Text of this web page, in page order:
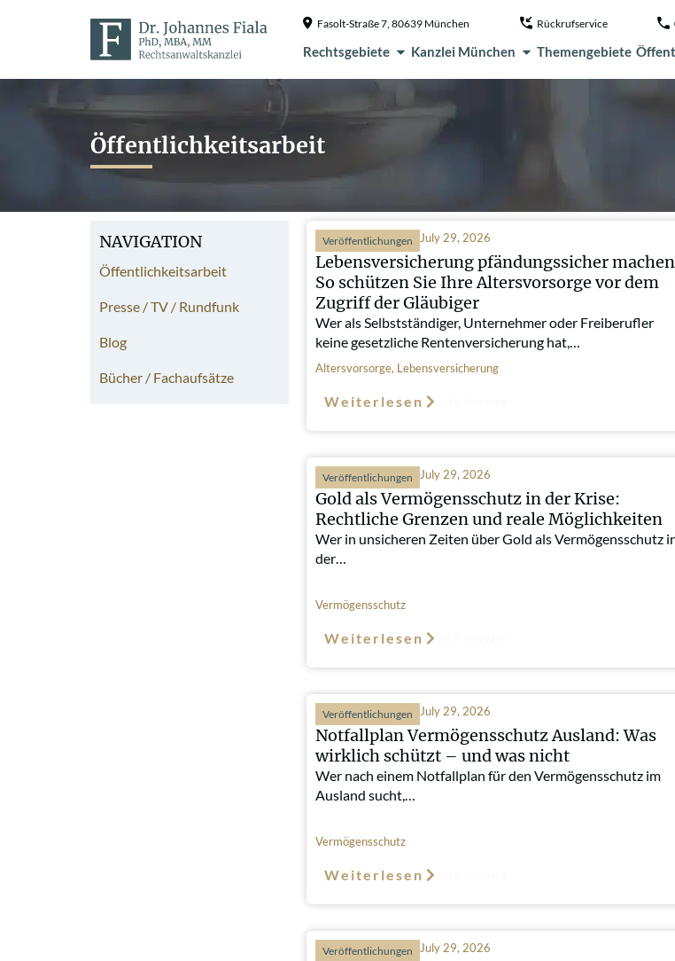
Fasolt-Straße 7, 80639 München Rückrufservice
Rechtsgebiete Kanzlei München Themengebiete
Öffentlichkeitsarbeit
NAVIGATION
Öffentlichkeitsarbeit
Presse / TV / Rundfunk
Blog
Bücher / Fachaufsätze
Veröffentlichungen July 29, 2026
Lebensversicherung pfändungssicher
So schützen Sie Ihre Altersvorsorge vor dem
Zugriff der Gläubiger
Wer als Selbstständiger, Unternehmer oder Freiberufler
keine gesetzliche Rentenversicherung hat,…
Altersvorsorge, Lebensversicherung
Weiterlesen
Veröffentlichungen July 29, 2026
Gold als Vermögensschutz in der Krise:
Rechtliche Grenzen und reale Möglichkeiten
Wer in unsicheren Zeiten über Gold als Vermögensschutz
der…
Vermögensschutz
Weiterlesen
Veröffentlichungen July 29, 2026
Notfallplan Vermögensschutz Ausland: Was
wirklich schützt – und was nicht
Wer nach einem Notfallplan für den Vermögensschutz im
Ausland sucht,…
Vermögensschutz
Weiterlesen
Veröffentlichungen July 29, 2026